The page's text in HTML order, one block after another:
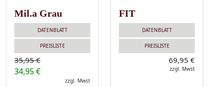
Mil.a Grau
DATENBLATT
PREISLISTE
35,95 €
34,95 €
zzgl. Mwst
FIT
DATENBLATT
PREISLISTE
69,95 €
zzgl. Mwst